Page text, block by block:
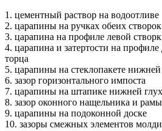
1. цементный раствор на водоотливе
2. царапины на ручках обеих створок
3. царапина на профиле левой
4. царапина и затертости на профиле
торца
5. царапины на стеклопакете нижней
6. зазор горизонтального импоста
7. царапины на штапике нижней
8. зазор оконного нащельника и
9. царапины на подоконной доске
10. зазоры смежных элементов